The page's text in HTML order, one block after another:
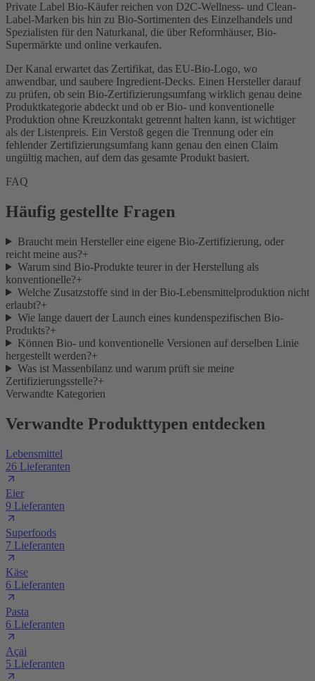
Private Label Bio-Käufer reichen von D2C-Wellness- und Clean-
Label-Marken bis hin zu Bio-Sortimenten des Einzelhandels und
Spezialisten für den Naturkanal, die über Reformhäuser, Bio-
Supermärkte und online verkaufen.
Der Kanal erwartet das Zertifikat, das EU-Bio-Logo, wo
anwendbar, und saubere Ingredient-Decks. Einen Hersteller darauf
zu prüfen, ob sein Bio-Zertifizierungsumfang wirklich genau deine
Produktkategorie abdeckt und ob er Bio- und konventionelle
Produktion ohne Kreuzkontakt getrennt halten kann, ist wichtiger
als der Listenpreis. Ein Verstoß gegen die Trennung oder ein
fehlender Zertifizierungsumfang kann genau den einen Claim
ungültig machen, auf dem das gesamte Produkt basiert.
FAQ
Häufig gestellte Fragen
Braucht mein Hersteller eine eigene Bio-Zertifizierung, oder
reicht meine aus?+
Warum sind Bio-Produkte teurer in der Herstellung als
konventionelle?+
Welche Zusatzstoffe sind in der Bio-Lebensmittelproduktion nicht
erlaubt?+
Wie lange dauert der Launch eines kundenspezifischen Bio-
Produkts?+
Können Bio- und konventionelle Versionen auf derselben Linie
hergestellt werden?+
Was ist Massenbilanz und warum prüft sie meine
Zertifizierungsstelle?+
Verwandte Kategorien
Verwandte Produkttypen entdecken
Lebensmittel
26 Lieferanten
Eier
9 Lieferanten
Superfoods
7 Lieferanten
Käse
6 Lieferanten
Pasta
6 Lieferanten
Açai
5 Lieferanten